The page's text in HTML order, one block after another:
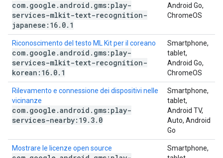
com. google .android . gms:play-
services-mlkit-text-recognition-
japanese:16. 0. 1
Android Go,
ChromeOS
Riconoscimento del testo ML Kit per il coreano
com. google .android . gms:play-
services-mlkit-text-recognition-
korean:16. 0. 1
Smartphone,
tablet,
Android Go,
ChromeOS
Rilevamento e connessione dei dispositivi nelle
vicinanze
com. google .android . gms:play-
services-nearby:19. 3. 0
Smartphone,
tablet,
Android TV,
Auto, Android
Go
Mostrare le licenze open source
Smartphone,